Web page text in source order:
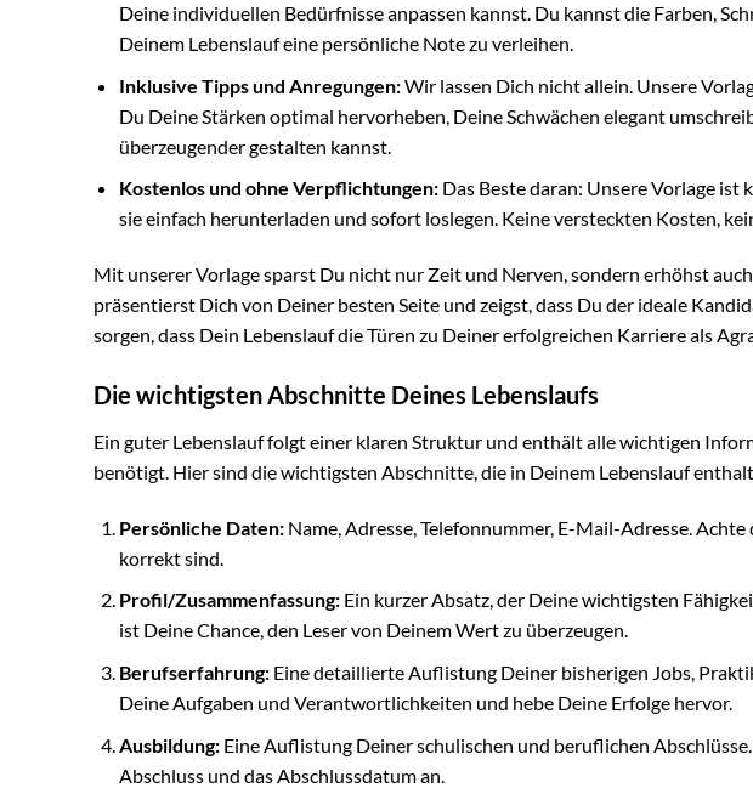
Deine individuellen Bedürfnisse anpassen kannst. Du kannst die Farben,
Deinem Lebenslauf eine persönliche Note zu verleihen.
Inklusive Tipps und Anregungen:Wir lassen Dich nicht allein. Unsere
Du Deine Stärken optimal hervorheben, Deine Schwächen elegant
überzeugender gestalten kannst.
Kostenlos und ohne Verpflichtungen:Das Beste daran: Unsere Vorlage
sie einfach herunterladen und sofort loslegen. Keine versteckten Kosten,
Mit unserer Vorlage sparst Du nicht nur Zeit und Nerven, sondern erhöhst
präsentierst Dich von Deiner besten Seite und zeigst, dass Du der ideale
sorgen, dass Dein Lebenslauf die Türen zu Deiner erfolgreichen Karriere als
Die wichtigsten Abschnitte Deines Lebenslaufs
Ein guter Lebenslauf folgt einer klaren Struktur und enthält alle wichtigen
benötigt. Hier sind die wichtigsten Abschnitte, die in Deinem Lebenslauf
Persönliche Daten:Name, Adresse, Telefonnummer, E-Mail-Adresse.
korrekt sind.
Profil/Zusammenfassung:Ein kurzer Absatz, der Deine wichtigsten
ist Deine Chance, den Leser von Deinem Wert zu überzeugen.
Berufserfahrung:Eine detaillierte Auflistung Deiner bisherigen Jobs,
Deine Aufgaben und Verantwortlichkeiten und hebe Deine Erfolge hervor.
Ausbildung:Eine Auflistung Deiner schulischen und beruflichen
Abschluss und das Abschlussdatum an.